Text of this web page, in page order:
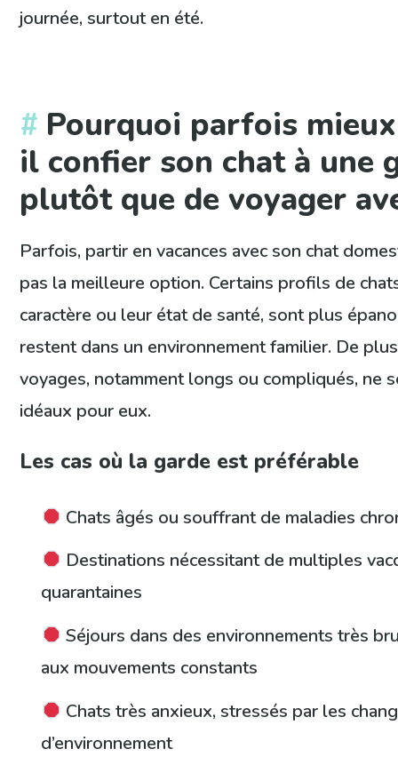
journée, surtout en été.
Pourquoi parfois
il confier son chat à une
plutôt que de voyager
Parfois, partir en vacances avec son chat
pas la meilleure option. Certains profils de
caractère ou leur état de santé, sont plus
restent dans un environnement familier. De
voyages, notamment longs ou compliqués, ne
idéaux pour eux.
Les cas où la garde est préférable
Chats âgés ou souffrant de maladies
Destinations nécessitant de multiples
quarantaines
Séjours dans des environnements très
aux mouvements constants
Chats très anxieux, stressés par les
d’environnement